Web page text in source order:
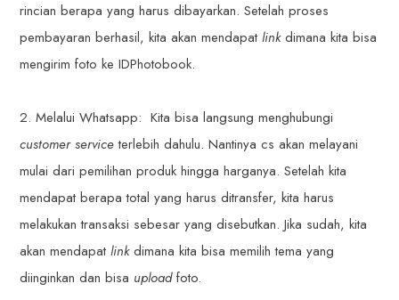
rincian berapa yang harus dibayarkan. Setelah proses
pembayaran berhasil, kita akan mendapatlinkdimana kita bisa
mengirim foto ke IDPhotobook.
2. Melalui Whatsapp: Kita bisa langsung menghubungi
customer serviceterlebih dahulu. Nantinya cs akan melayani
mulai dari pemilihan produk hingga harganya. Setelah kita
mendapat berapa total yang harus ditransfer, kita harus
melakukan transaksi sebesar yang disebutkan. Jika sudah, kita
akan mendapatlinkdimana kita bisa memilih tema yang
diinginkan dan bisa uploadfoto.